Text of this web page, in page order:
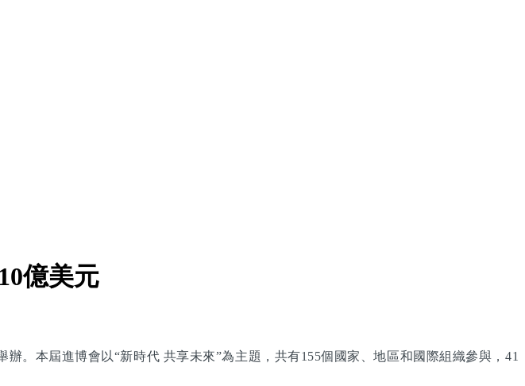
億美元
。本屆進博會以“新時代 共享未來”為主題，共有155個國家、地區和國際組織參與，41